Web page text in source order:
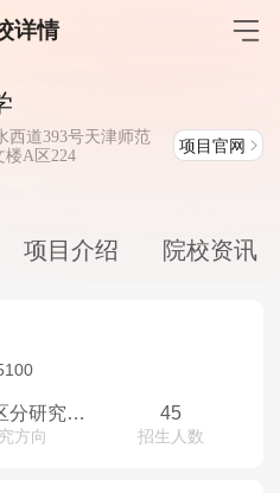
详情
策 学制学费
报名流程
策
报名流程
西道393号天津师范
楼A区224
项目官网
项目介绍 院校资讯
(00)不区分研究方向
方向
45
招生人数